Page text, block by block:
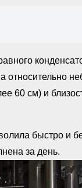
60 см) и
быстро и
за день.